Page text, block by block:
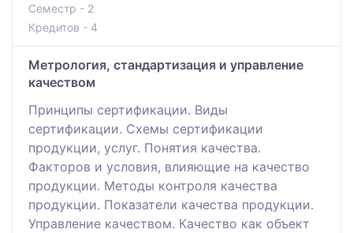
Семестр - 2
Кредитов - 4
Метрология, стандартизация и управление
качеством
Принципы сертификации. Виды
сертификации. Схемы сертификации
продукции, услуг. Понятия качества.
Факторов и условия, влияющие на качество
продукции. Методы контроля качества
продукции. Показатели качества продукции.
Управление качеством. Качество как объект